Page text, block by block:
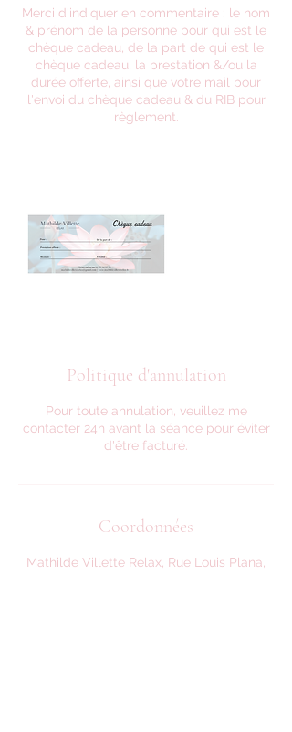
Merci d'indiquer en commentaire : le nom
& prénom de la personne pour qui est le
chèque cadeau, de la part de qui est le
chèque cadeau, la prestation &/ou la
durée offerte, ainsi que votre mail pour
l'envoi du chèque cadeau & du RIB pour
règlement.
Politique d'annulation
Pour toute annulation, veuillez me
contacter 24h avant la séance pour éviter
d'être facturé.
Coordonnées
Mathilde Villette Relax, Rue Louis Plana,